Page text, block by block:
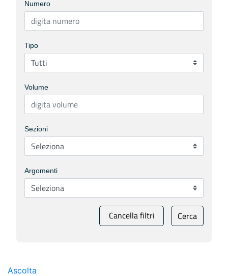
Numero
Tipo
Volume
Sezioni
Argomenti
Cancella filtri Cerca
Ascolta